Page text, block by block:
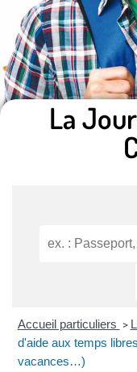
La
Accueil particuliers >
d'aide aux temps
vacances…)